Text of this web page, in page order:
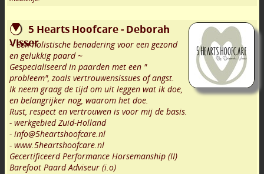
5 Hearts Hoofcare - Deborah
Visser
~ Een holistische benadering voor een gezond
en gelukkig paard ~
Gespecialiseerd in paarden met een "
probleem", zoals vertrouwensissues of angst.
Ik neem graag de tijd om uit leggen wat ik doe,
en belangrijker nog, waarom het doe.
Rust, respect en vertrouwen is voor mij de basis.
- werkgebied Zuid-Holland
- info@5heartshoofcare.nl
- www.5heartshoofcare.nl
Gecertificeerd Performance Horsemanship (II)
Barefoot Paard Adviseur (i.o)